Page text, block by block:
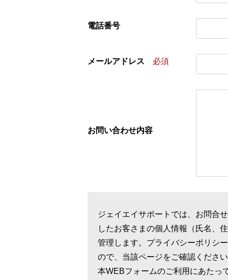
電話番号
メールアドレス 必須
お問い合わせ内容
ジェイエイサポートでは、お問合
したお客さまの個人情報（氏名、
管理します。プライバシーポリシ
ので、当該ページをご確認くださ
本WEBフォームのご利用にあたっ